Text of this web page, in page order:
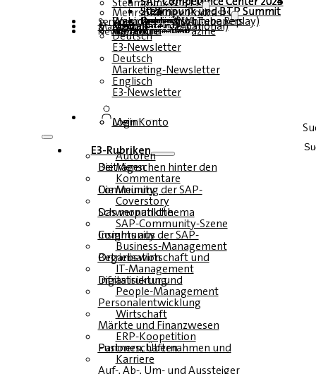
Steampunk und BTP Summit 2026
Steampunk und BTP Summit 2025
Steampunk und BTP Summit 2024
Mehrsprachige Podcasts
Deutsch
Englisch
Spanisch
Französisch
Roundtables (YouTube Replay)
Webinare und Whitepapers
Service
Formulare
Kontakt
Mediadaten DACH
Media Kit (International)
Magazin
hier abonnieren
für Abonnenten
kostenfreie Magazine
Newsletter
Deutsch
E3-Newsletter
Deutsch
Marketing-Newsletter
Englisch
E3-Newsletter
Login
Mein Konto
E3-Rubriken
Autoren
Die Menschen hinter den Beiträgen
Kommentare
Die Meinung der SAP-Community
Coverstory
Das monatliche Schwerpunktthema
SAP-Community-Szene
Insights aus der SAP-Community
Business-Management
Betriebswirtschaft und Organisation
IT-Management
Infrastruktur und Digitalisierung
People-Management
Personalentwicklung
Wirtschaft
Märkte und Finanzwesen
ERP-Koopetition
Fusionen, Übernahmen und Partnerschaften
Karriere
Auf-, Ab-, Um- und Aussteiger